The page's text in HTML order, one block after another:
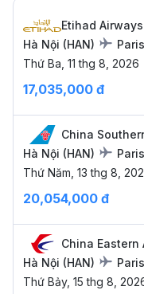
Etihad Airways
Hà Nội (HAN) Paris
Thứ Ba, 11 thg 8, 2026
17,035,000 đ
China
Hà Nội (HAN) Paris
Thứ Năm, 13 thg 8,
20,054,000 đ
China Eastern
Hà Nội (HAN) Paris
Thứ Bảy, 15 thg 8,